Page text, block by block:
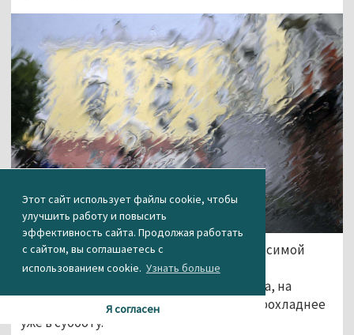
Этот сайт использует файлы cookie, чтобы
улучшить работу и повысить
эффективность сайта. Продолжая работать
с сайтом, вы соглашаетесь с
использованием cookie. Узнать больше
Я согласен
Тагильчане смогут отдохнуть от невыносимой
жары уже в эти выходные. По прогнозам
синоптиков Уральского гидрометцентра, на
севере Свердловской области станет прохладнее
уже в субботу.